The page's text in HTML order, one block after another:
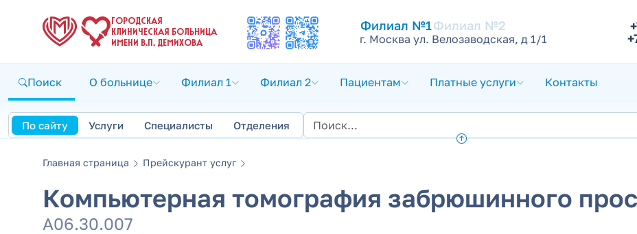
ГОРОДСКАЯ
КЛИНИЧЕСКАЯ БОЛЬНИЦА
ИМЕНИ В.П. ДЕМИХОВА
Филиал №1Филиал №2
г. Москва ул. Велозаводская, д 1/1
Поиск О больнице Филиал 1 Филиал 2 Пациентам Платные услуги Контакты
По сайту Услуги Специалисты Отделения
Главная страница Прейскурант услуг
Компьютерная томография забрюшинного
А06.30.007